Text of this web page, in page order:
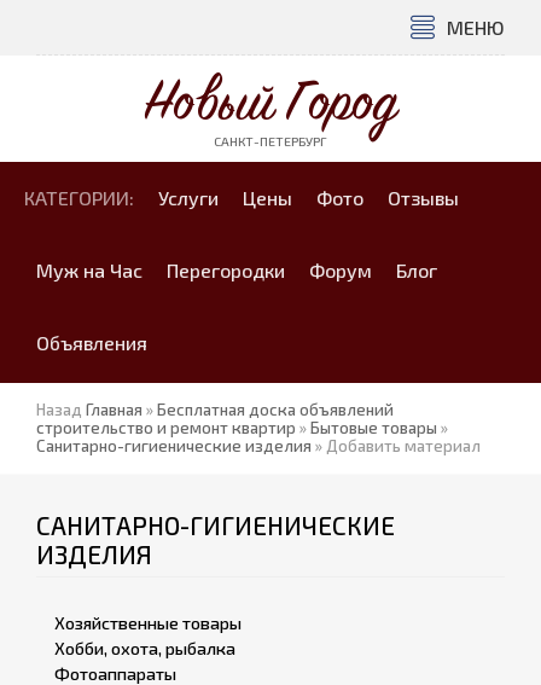
МЕНЮ
Новый Город
САНКТ-ПЕТЕРБУРГ
КАТЕГОРИИ: Услуги Цены Фото Отзывы
Муж на Час Перегородки Форум Блог
Объявления
Назад Главная »Бесплатная доска объявлений
строительство и ремонт квартир »Бытовые товары »
Санитарно-гигиенические изделия » Добавить материал
САНИТАРНО-ГИГИЕНИЧЕСКИЕ
ИЗДЕЛИЯ
Хозяйственные товары
Хобби, охота, рыбалка
Фотоаппараты